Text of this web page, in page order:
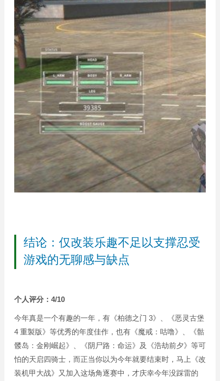
结论：仅改装乐趣不足以支撑忍受
游戏的无聊感与缺点
个人评分：4/10
今年真是一个有趣的一年，有《柏德之门 3》、《恶灵古堡
4 重製版》等优秀的年度佳作，也有《魔戒：咕噜》、《骷
髅岛：金刚崛起》、《阴尸路：命运》及《浩劫前夕》等可
怕的天启四骑士，而正当你以为今年就要结束时，马上《改
装机甲大战》又加入这场角逐赛中，才庆幸今年没踩雷的